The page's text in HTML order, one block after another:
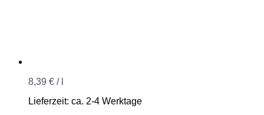
8,39 € /
Lieferzeit: ca. 2-4 Werktage